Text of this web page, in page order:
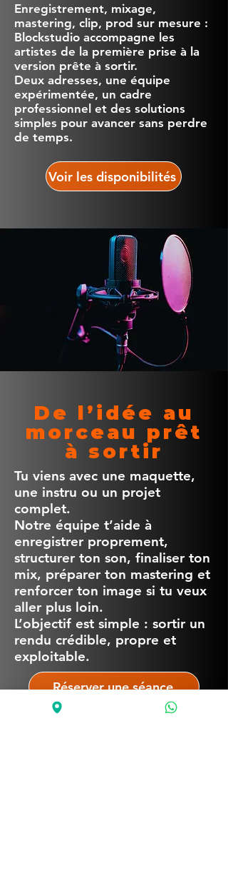
Enregistrement, mixage,
mastering, clip, prod sur mesure :
Blockstudio accompagne les
artistes de la première prise à la
version prête à sortir.
Deux adresses, une équipe
expérimentée, un cadre
professionnel et des solutions
simples pour avancer sans perdre
de temps.
Voir les disponibilités
De l’idée au
morceau prêt
à sortir
Tu viens avec une maquette,
une instru ou un projet
complet.
Notre équipe t’aide à
enregistrer proprement,
structurer ton son, finaliser ton
mix, préparer ton mastering et
renforcer ton image si tu veux
aller plus loin.
L’objectif est simple : sortir un
rendu crédible, propre et
exploitable.
Réserver une séance